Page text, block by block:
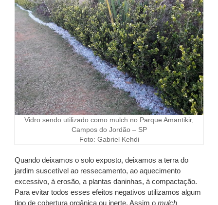
Vidro sendo utilizado como mulch no Parque Amantikir,
Campos do Jordão – SP
Foto: Gabriel Kehdi
Quando deixamos o solo exposto, deixamos a terra do
jardim suscetível ao ressecamento, ao aquecimento
excessivo, à erosão, a plantas daninhas, à compactação.
Para evitar todos esses efeitos negativos utilizamos algum
tipo de cobertura orgânica ou inerte. Assim o mulch